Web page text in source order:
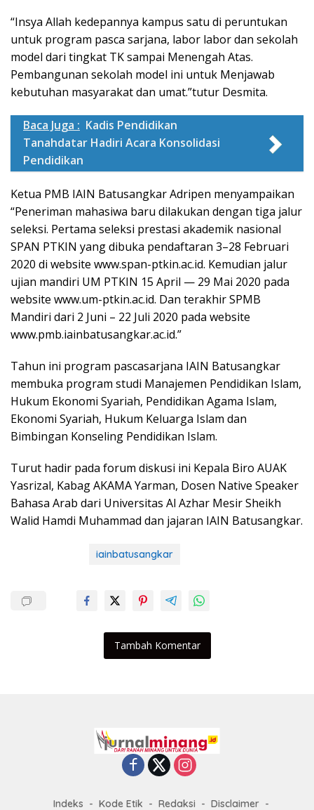
“Insya Allah kedepannya kampus satu di peruntukan
untuk program pasca sarjana, labor labor dan sekolah
model dari tingkat TK sampai Menengah Atas.
Pembangunan sekolah model ini untuk Menjawab
kebutuhan masyarakat dan umat.”tutur Desmita.
Baca Juga : Kadis Pendidikan
Tanahdatar Hadiri Acara Konsolidasi
Pendidikan
Ketua PMB IAIN Batusangkar Adripen menyampaikan
“Peneriman mahasiwa baru dilakukan dengan tiga jalur
seleksi. Pertama seleksi prestasi akademik nasional
SPAN PTKIN yang dibuka pendaftaran 3–28 Februari
2020 di website www.span-ptkin.ac.id. Kemudian jalur
ujian mandiri UM PTKIN 15 April — 29 Mai 2020 pada
website www.um-ptkin.ac.id. Dan terakhir SPMB
Mandiri dari 2 Juni – 22 Juli 2020 pada website
www.pmb.iainbatusangkar.ac.id.”
Tahun ini program pascasarjana IAIN Batusangkar
membuka program studi Manajemen Pendidikan Islam,
Hukum Ekonomi Syariah, Pendidikan Agama Islam,
Ekonomi Syariah, Hukum Keluarga Islam dan
Bimbingan Konseling Pendidikan Islam.
Turut hadir pada forum diskusi ini Kepala Biro AUAK
Yasrizal, Kabag AKAMA Yarman, Dosen Native Speaker
Bahasa Arab dari Universitas Al Azhar Mesir Sheikh
Walid Hamdi Muhammad dan jajaran IAIN Batusangkar.
iainbatusangkar
Tambah Komentar
Indeks Kode Etik Redaksi Disclaimer